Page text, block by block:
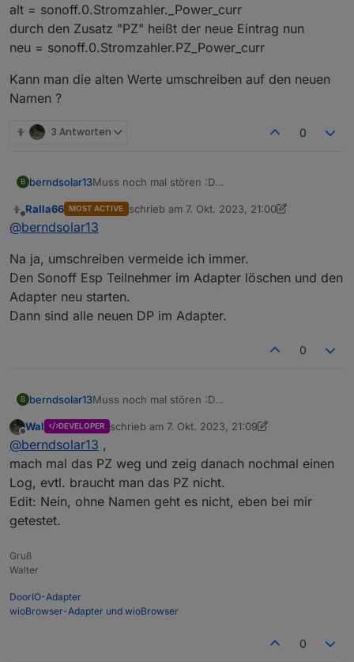
alt = sonoff.0.Stromzahler._Power_curr
durch den Zusatz "PZ" heißt der neue Eintrag nun
neu = sonoff.0.Stromzahler.PZ_Power_curr
Kann man die alten Werte umschreiben auf den neuen
Namen ?
3 Antworten 0
B berndsolar13Muss noch mal stören :D
Entität im Sonoff Adapter geändert.
Bedeutet, es schreibt jetzt unter dem Namen
durch den Zusatz "PZ" heißt der neue Eintrag
nun
neu = sonoff.0.Stromzahler.PZ_Power_curr
Kann man die alten Werte umschreiben auf den
neuen Namen ?
Offline
Ralla66 MOST ACTIVE schrieb am 7. Okt. 2023, 21:00
zuletzt editiert von Ralla6610. Juli 2023, 23:01
@berndsolar13
Na ja, umschreiben vermeide ich immer.
Den Sonoff Esp Teilnehmer im Adapter löschen und den
Adapter neu starten.
Dann sind alle neuen DP im Adapter.
0
B berndsolar13Muss noch mal stören :D
Entität im Sonoff Adapter geändert.
Bedeutet, es schreibt jetzt unter dem Namen
alt = sonoff.0.Stromzahler._Power_curr
durch den Zusatz "PZ" heißt der neue Eintrag
nun
neu = sonoff.0.Stromzahler.PZ_Power_curr
Kann man die alten Werte umschreiben auf den
neuen Namen ?
Offline
Wal DEVELOPER schrieb am 7. Okt. 2023, 21:09
zuletzt editiert von Wal10. Juli 2023, 23:32
@berndsolar13 ,
mach mal das PZ weg und zeig danach nochmal einen
Log, evtl. braucht man das PZ nicht.
Edit: Nein, ohne Namen geht es nicht, eben bei mir
getestet.
Gruß
Walter
DoorIO-Adapter
wioBrowser-Adapter und wioBrowser
0